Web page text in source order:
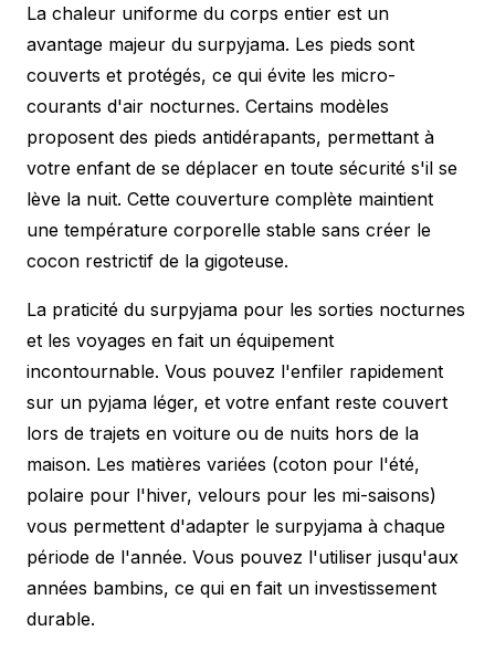
La chaleur uniforme du corps entier est un
avantage majeur du surpyjama. Les pieds sont
couverts et protégés, ce qui évite les micro-
courants d'air nocturnes. Certains modèles
proposent des pieds antidérapants, permettant à
votre enfant de se déplacer en toute sécurité s'il se
lève la nuit. Cette couverture complète maintient
une température corporelle stable sans créer le
cocon restrictif de la gigoteuse.
La praticité du surpyjama pour les sorties nocturnes
et les voyages en fait un équipement
incontournable. Vous pouvez l'enfiler rapidement
sur un pyjama léger, et votre enfant reste couvert
lors de trajets en voiture ou de nuits hors de la
maison. Les matières variées (coton pour l'été,
polaire pour l'hiver, velours pour les mi-saisons)
vous permettent d'adapter le surpyjama à chaque
période de l'année. Vous pouvez l'utiliser jusqu'aux
années bambins, ce qui en fait un investissement
durable.